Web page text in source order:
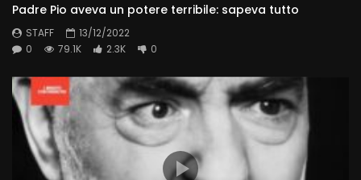
Padre Pio aveva un potere terribile: sapeva tutto
STAFF
13/12/2022
0
79.1K 2.3K 0